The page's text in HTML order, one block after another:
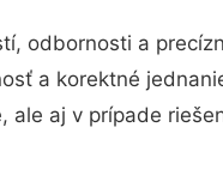
odbornosti a
a korektné
aj v prípade